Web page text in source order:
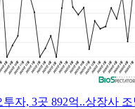
자, 3곳 892억..상장사